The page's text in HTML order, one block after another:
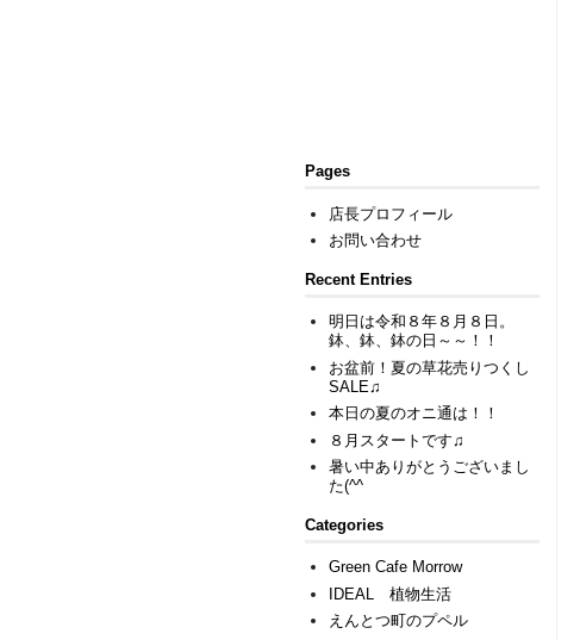
Pages
店長プロフィール
お問い合わせ
Recent Entries
明日は令和８年８月８日。
鉢、鉢、鉢の日～～！！
お盆前！夏の草花売りつくし
SALE♫
本日の夏のオニ通は！！
８月スタートです♫
暑い中ありがとうございまし
た(^^ゞ
Categories
Green Cafe Morrow
IDEAL 植物生活
えんとつ町のプペル